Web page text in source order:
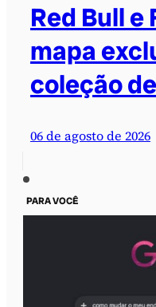
Red Bull e
mapa
coleção
06 de agosto de 2026
PARA VOCÊ